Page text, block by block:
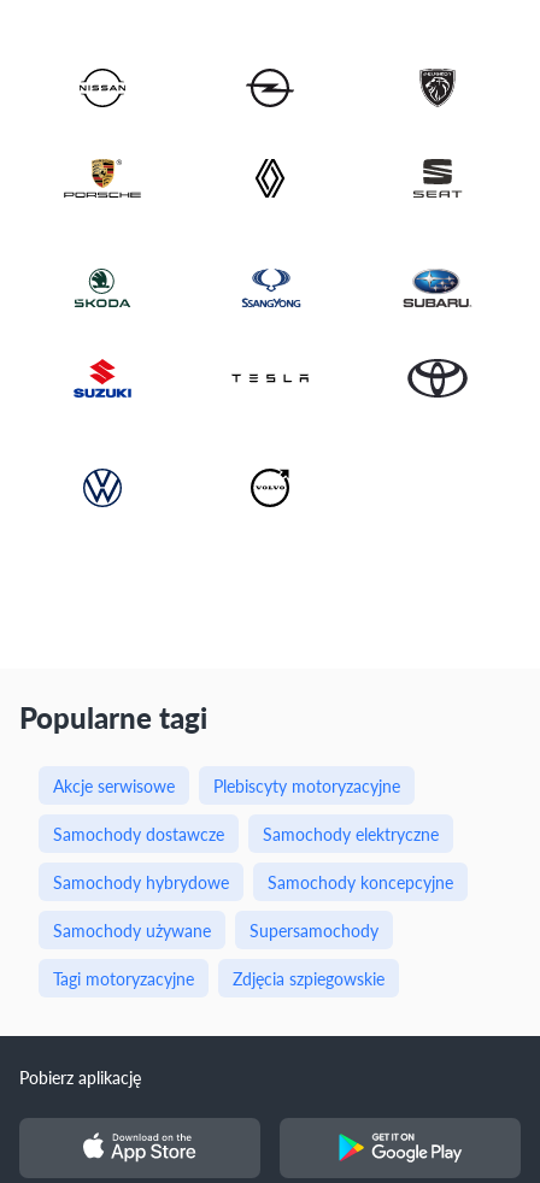
Popularne tagi
Akcje serwisowe
Plebiscyty motoryzacyjne
Samochody dostawcze
Samochody elektryczne
Samochody hybrydowe
Samochody koncepcyjne
Samochody używane
Supersamochody
Tagi motoryzacyjne
Zdjęcia szpiegowskie
Pobierz aplikację